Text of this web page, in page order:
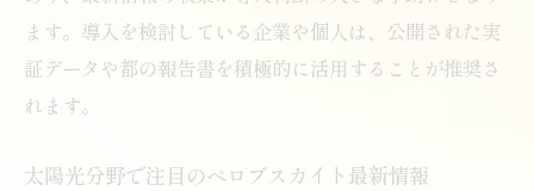
ます。導入を検討している企業や個人は、公開された実
証データや都の報告書を積極的に活用することが推奨さ
れます。
太陽光分野で注目のペロブスカイト最新情報